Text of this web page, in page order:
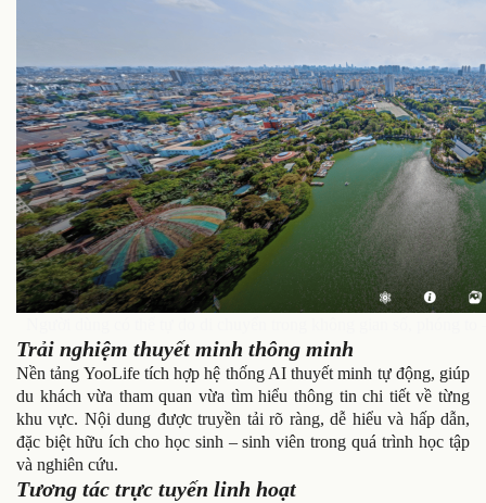
Trải nghiệm thuyết minh thông minh
Nền tảng YooLife tích hợp hệ thống AI thuyết minh tự động, giúp
du khách vừa tham quan vừa tìm hiểu thông tin chi tiết về từng
khu vực. Nội dung được truyền tải rõ ràng, dễ hiểu và hấp dẫn,
đặc biệt hữu ích cho học sinh – sinh viên trong quá trình học tập
và nghiên cứu.
Tương tác trực tuyến linh hoạt